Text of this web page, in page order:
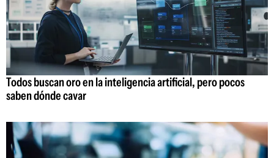
Todos buscan oro en la inteligencia artificial, pero pocos
saben dónde cavar